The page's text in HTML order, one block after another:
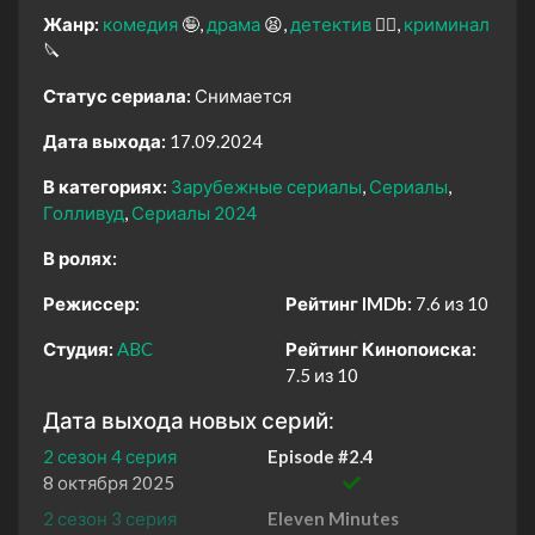
Жанр: комедия 🤪 драма 😫 детектив 🕵️‍♂️ криминал
🔪
Статус сериала: Снимается
Дата выхода: 17.09.2024
В категориях: Зарубежные сериалы Сериалы
Голливуд Сериалы 2024
В ролях:
Режиссер:
Студия: ABC
Рейтинг IMDb: 7.6 из 10
Рейтинг Кинопоиска:
7.5 из 10
Дата выхода новых серий:
2 сезон 4 серия
Episode #2.4
8 октября 2025
2 сезон 3 серия
Eleven Minutes